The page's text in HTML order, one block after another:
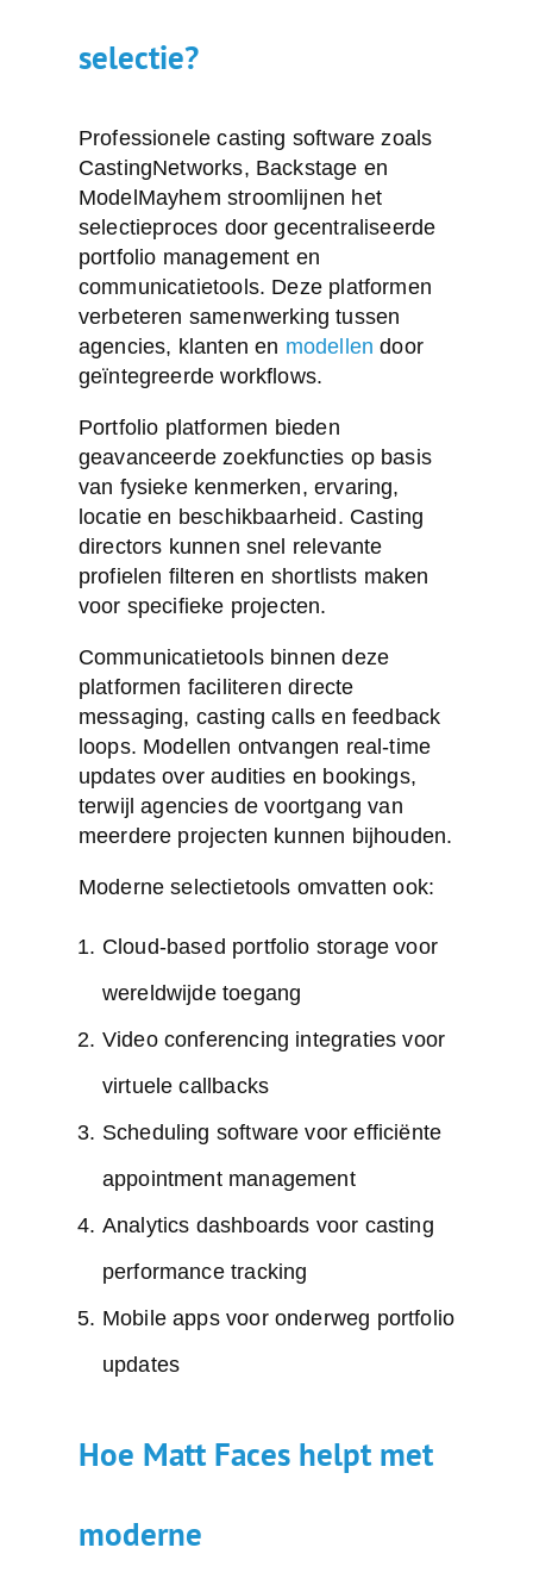
selectie?
Professionele casting software zoals
CastingNetworks, Backstage en
ModelMayhem stroomlijnen het
selectieproces door gecentraliseerde
portfolio management en
communicatietools. Deze platformen
verbeteren samenwerking tussen
agencies, klanten en modellen door
geïntegreerde workflows.
Portfolio platformen bieden
geavanceerde zoekfuncties op basis
van fysieke kenmerken, ervaring,
locatie en beschikbaarheid. Casting
directors kunnen snel relevante
profielen filteren en shortlists maken
voor specifieke projecten.
Communicatietools binnen deze
platformen faciliteren directe
messaging, casting calls en feedback
loops. Modellen ontvangen real-time
updates over audities en bookings,
terwijl agencies de voortgang van
meerdere projecten kunnen bijhouden.
Moderne selectietools omvatten ook:
Cloud-based portfolio storage voor
wereldwijde toegang
Video conferencing integraties voor
virtuele callbacks
Scheduling software voor efficiënte
appointment management
Analytics dashboards voor casting
performance tracking
Mobile apps voor onderweg portfolio
updates
Hoe Matt Faces helpt met
moderne